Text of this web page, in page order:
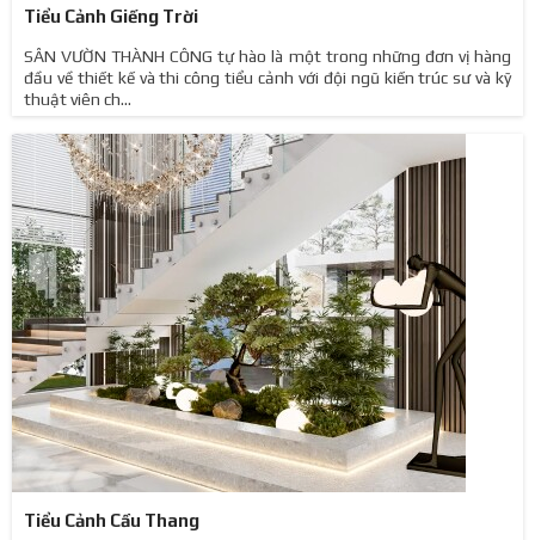
Tiểu Cảnh Giếng Trời
SÂN VƯỜN THÀNH CÔNG tự hào là một trong những đơn vị hàng
đầu về thiết kế và thi công tiểu cảnh với đội ngũ kiến trúc sư và kỹ
thuật viên ch...
Tiểu Cảnh Cầu Thang